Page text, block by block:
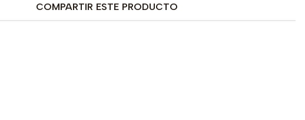
COMPARTIR ESTE PRODUCTO